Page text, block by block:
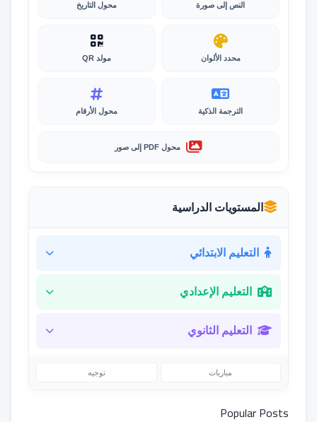
النص إلى صورة محول التاريخ
محدد الألوان مولد QR
الترجمة الذكية محول الأرقام
محول PDF إلى صور
المستويات الدراسية
التعليم الابتدائي
التعليم الإعدادي
التعليم الثانوي
مباريات توجيه
Popular Posts